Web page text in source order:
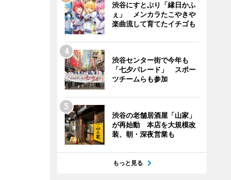
渋谷にすとぷり「縁日かふ
ぇ」 メンカラたこやきや
楽曲流して育てたイチゴも
渋谷センター街で今年も
「七夕パレード」 スポー
ツチームらも参加
渋谷の老舗居酒屋「山家」
が再始動 本店を大規模改
装、朝・深夜営業も
もっと見る